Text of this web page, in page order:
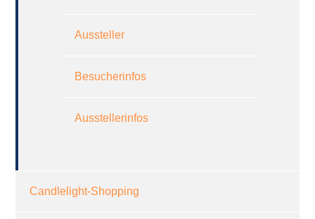
Aussteller
Besucherinfos
Ausstellerinfos
Candlelight-Shopping